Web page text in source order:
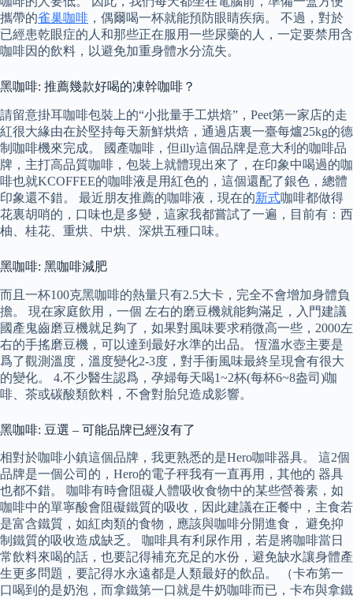
攜帶的雀巢咖啡 ，偶爾喝一杯就能預防眼睛疾病。 不過，對於
已經患乾眼症的人和那些正在服用一些尿藥的人，一定要禁用含
咖啡因的飲料，以避免加重身體水分流失。
黑咖啡: 推薦幾款好喝的凍幹咖啡？
請留意掛耳咖啡包裝上的“小批量手工烘焙”，Peet第一家店的走
紅很大緣由在於堅持每天新鮮烘焙，通過店裏一臺每爐25kg的德
制咖啡機來完成。 國產咖啡，但illy這個品牌是意大利的咖啡品
牌，主打高品質咖啡，包裝上就體現出來了，在印象中喝過的咖
啡也就KCOFFEE的咖啡液是用紅色的，這個還配了銀色，總體
印象還不錯。 最近朋友推薦的咖啡液，現在的新式咖啡都做得
花裏胡哨的，口味也是多變，這家我都嘗試了一遍，目前有：西
柚、桂花、重烘、中烘、深烘五種口味。
黑咖啡: 黑咖啡減肥
而且一杯100克黑咖啡的熱量只有2.5大卡，完全不會增加身體負
擔。 現在家庭飲用，一個 左右的磨豆機就能夠滿足，入門建議
國產鬼齒磨豆機就足夠了，如果對風味要求稍微高一些，2000左
右的手搖磨豆機，可以達到最好水準的出品。 恆溫水壺主要是
爲了觀測溫度，溫度變化2-3度，對手衝風味最終呈現會有很大
的變化。 4.不少醫生認爲，孕婦每天喝1~2杯(每杯6~8盎司)咖
啡、茶或碳酸類飲料，不會對胎兒造成影響。
黑咖啡: 豆選 – 可能品牌已經沒有了
相對於咖啡小鎮這個品牌，我更熟悉的是Hero咖啡器具。 這2個
品牌是一個公司的，Hero的電子秤我有一直再用，其他的 器具
也都不錯。 咖啡有時會阻礙人體吸收食物中的某些營養素，如
咖啡中的單寧酸會阻礙鐵質的吸收，因此建議在正餐中，主食若
是富含鐵質，如紅肉類的食物，應該與咖啡分開進食， 避免抑
制鐵質的吸收造成缺乏。 咖啡具有利尿作用，若是將咖啡當日
常飲料來喝的話，也要記得補充充足的水份，避免缺水讓身體產
生更多問題，要記得水永遠都是人類最好的飲品。 （卡布第一
口喝到的是奶泡，而拿鐵第一口就是牛奶咖啡而已，卡布與拿鐵